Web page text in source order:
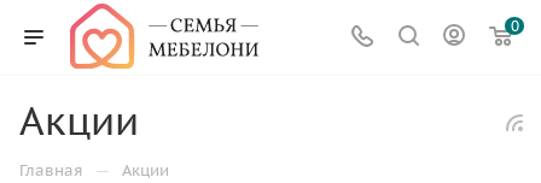
0
Акции
Главная — Акции